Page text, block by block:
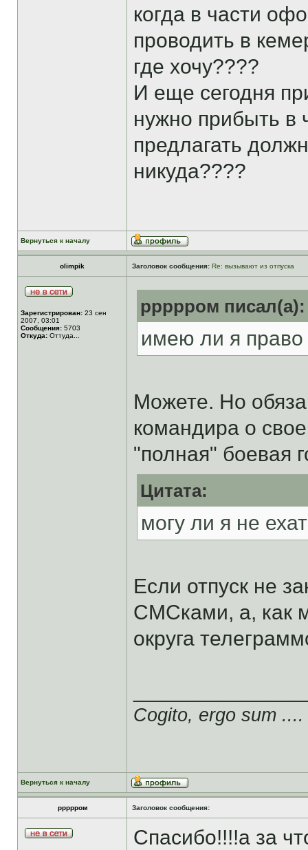
когда в части
проводить в
где хочу????
И еще сегодня
нужно прибыть в
предлагать
никуда????
Вернуться к началу
olimpik Заголовок сообщения: Re: вызывают из отпуска
Зарегистрирован: 23 сен
2007, 03:01
Сообщения: 5703
Откуда: Оттуда...
ррррром писал(а):
имею ли я право
Можете. Но
командира о
"полная" боевая
Цитата:
могу ли я не
Если отпуск не
СМСками, а, как
округа
Cogito, ergo sum ....
Вернуться к началу
ррррром Заголовок сообщения:
Спасибо!!!!а за